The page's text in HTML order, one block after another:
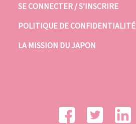
SE CONNECTER / S’INSCRIRE
POLITIQUE DE CONFIDENTIALITÉ
LA MISSION DU JAPON